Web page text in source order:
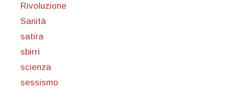
Rivoluzione
Sanità
satira
sbirri
scienza
sessismo